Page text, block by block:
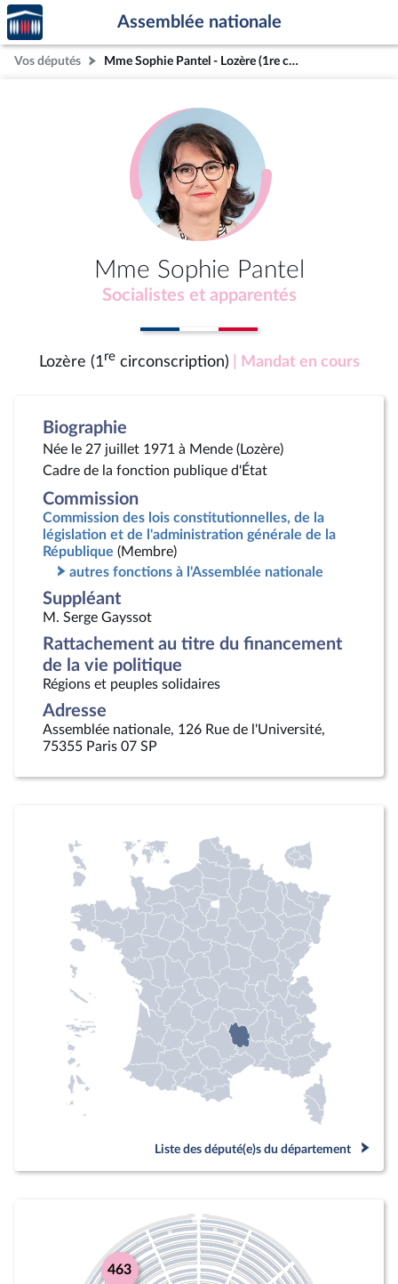
Aller au contenu
Aller en bas de la page
Accèder
à la
page
d'accueil
Assemblée nationale
Vos députés Mme Sophie Pantel - Lozère (1re circonscription)
Mme Sophie Pantel
Socialistes et apparentés
Lozère (1recirconscription) | Mandat en cours
Biographie
Née le 27 juillet 1971 à Mende (Lozère)
Cadre de la fonction publique d'État
Commission
Commission des lois constitutionnelles, de la
législation et de l'administration générale de la
République (Membre)
autres fonctions à l'Assemblée nationale
Suppléant
M. Serge Gayssot
Rattachement au titre du financement
de la vie politique
Régions et peuples solidaires
Adresse
Assemblée nationale, 126 Rue de l'Université,
75355 Paris 07 SP
Liste des député(e)s du département
463